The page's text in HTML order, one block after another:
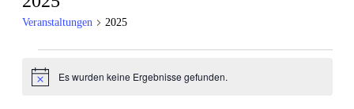
Veranstaltungen 2025
HinweisEs wurden keine Ergebnisse gefunden.